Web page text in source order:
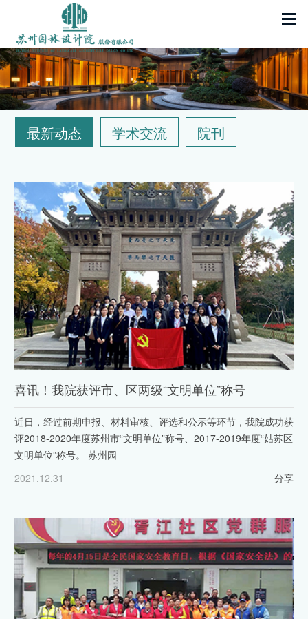
最新动态 学术交流 院刊
喜讯！我院获评市、区两级“文明单位”称号
近日，经过前期申报、材料审核、评选和公示等环节，我院成功获
评2018-2020年度苏州市“文明单位”称号、2017-2019年度“姑苏区
文明单位”称号。 苏州园
2021.12.31
分享